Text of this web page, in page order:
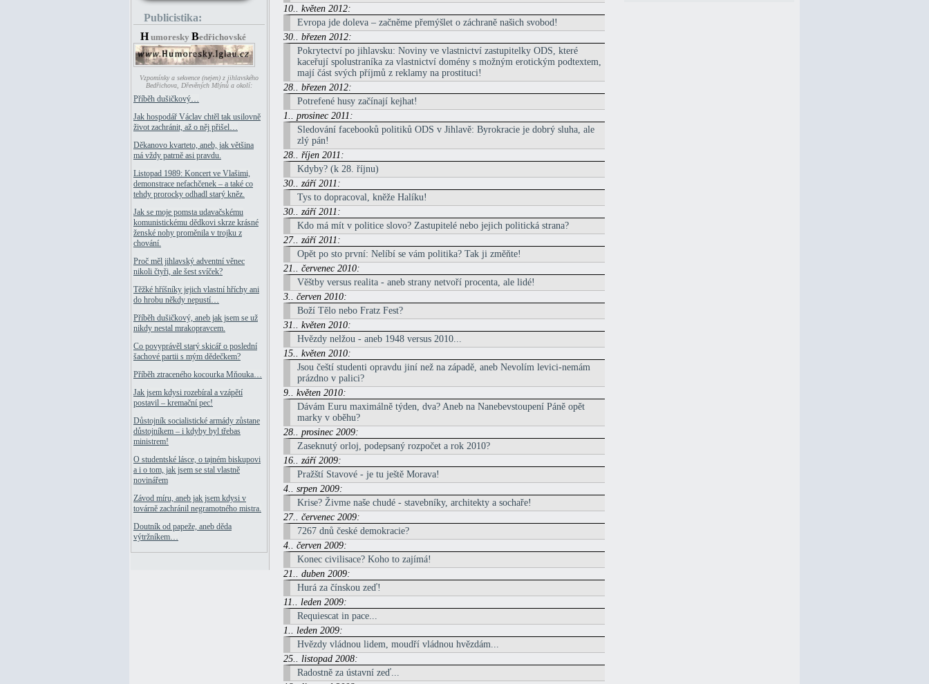
Publicistika:
H umoresky Bedřichovské
Vzpomínky a sekvence (nejen) z jihlavského
Bedřichova, Dřevěných Mlýnů a okolí:
Příběh dušičkový…
Jak hospodář Václav chtěl tak usilovně
život zachránit, až o něj přišel…
Děkanovo kvarteto, aneb, jak většina
má vždy patrně asi pravdu.
Listopad 1989: Koncert ve Vlašimi,
demonstrace nefachčenek – a také co
tehdy prorocky odhadl starý kněz.
Jak se moje pomsta udavačskému
komunistickému dědkovi skrze krásné
ženské nohy proměnila v trojku z
chování.
Proč měl jihlavský adventní věnec
nikoli čtyři, ale šest svíček?
Těžké hříšníky jejich vlastní hříchy ani
do hrobu někdy nepustí…
Příběh dušičkový, aneb jak jsem se už
nikdy nestal mrakopravcem.
Co povyprávěl starý skicář o poslední
šachové partii s mým dědečkem?
Příběh ztraceného kocourka Mňouka…
Jak jsem kdysi rozebíral a vzápětí
postavil – kremační pec!
Důstojník socialistické armády zůstane
důstojníkem – i kdyby byl třebas
ministrem!
O studentské lásce, o tajném biskupovi
a i o tom, jak jsem se stal vlastně
novinářem
Závod míru, aneb jak jsem kdysi v
továrně zachránil negramotného mistra.
Doutník od papeže, aneb děda
výtržníkem…
10.. květen 2012:
Evropa jde doleva – začněme přemýšlet o záchraně našich svobod!
30.. březen 2012:
Pokrytectví po jihlavsku: Noviny ve vlastnictví zastupitelky ODS, které
kaceřují spolustraníka za vlastnictví domény s možným erotickým podtextem,
mají část svých příjmů z reklamy na prostituci!
28.. březen 2012:
Potrefené husy začínají kejhat!
1.. prosinec 2011:
Sledování facebooků politiků ODS v Jihlavě: Byrokracie je dobrý sluha, ale
zlý pán!
28.. říjen 2011:
Kdyby? (k 28. říjnu)
30.. září 2011:
Tys to dopracoval, kněže Halíku!
30.. září 2011:
Kdo má mít v politice slovo? Zastupitelé nebo jejich politická strana?
27.. září 2011:
Opět po sto první: Nelíbí se vám politika? Tak ji změňte!
21.. červenec 2010:
Věštby versus realita - aneb strany netvoří procenta, ale lidé!
3.. červen 2010:
Boží Tělo nebo Fratz Fest?
31.. květen 2010:
Hvězdy nelžou - aneb 1948 versus 2010...
15.. květen 2010:
Jsou čeští studenti opravdu jiní než na západě, aneb Nevolím levici-nemám
prázdno v palici?
9.. květen 2010:
Dávám Euru maximálně týden, dva? Aneb na Nanebevstoupení Páně opět
marky v oběhu?
28.. prosinec 2009:
Zaseknutý orloj, podepsaný rozpočet a rok 2010?
16.. září 2009:
Pražští Stavové - je tu ještě Morava!
4.. srpen 2009:
Krise? Živme naše chudé - stavebníky, architekty a sochaře!
27.. červenec 2009:
7267 dnů české demokracie?
4.. červen 2009:
Konec civilisace? Koho to zajímá!
21.. duben 2009:
Hurá za čínskou zeď!
11.. leden 2009:
Requiescat in pace...
1.. leden 2009:
Hvězdy vládnou lidem, moudří vládnou hvězdám...
25.. listopad 2008:
Radostně za ústavní zeď...